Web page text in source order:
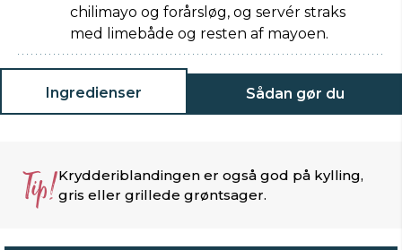
chilimayo og forårsløg, og servér straks
med limebåde og resten af mayoen.
Ingredienser Sådan gør du
Tip!Krydderiblandingen er også god på kylling,
gris eller grillede grøntsager.